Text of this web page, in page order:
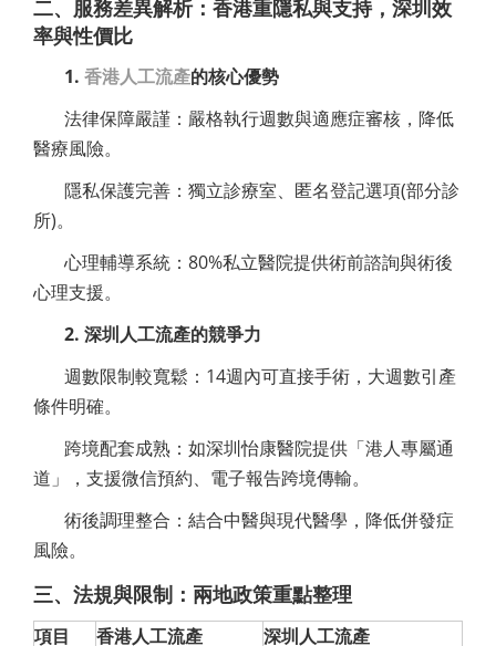
二、服務差異解析：香港重隱私與支持，深圳效
率與性價比
1. 香港人工流產的核心優勢
法律保障嚴謹：嚴格執行週數與適應症審核，降低
醫療風險。
隱私保護完善：獨立診療室、匿名登記選項(部分診
所)。
心理輔導系統：80%私立醫院提供術前諮詢與術後
心理支援。
2. 深圳人工流產的競爭力
週數限制較寬鬆：14週內可直接手術，大週數引產
條件明確。
跨境配套成熟：如深圳怡康醫院提供「港人專屬通
道」，支援微信預約、電子報告跨境傳輸。
術後調理整合：結合中醫與現代醫學，降低併發症
風險。
三、法規與限制：兩地政策重點整理
項目 香港人工流產 深圳人工流產